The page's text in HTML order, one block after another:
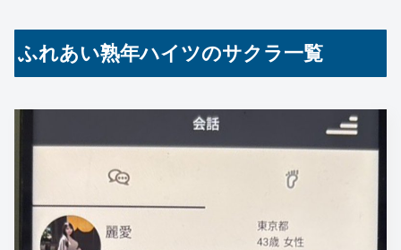
ふれあい熟年ハイツのサクラ一覧